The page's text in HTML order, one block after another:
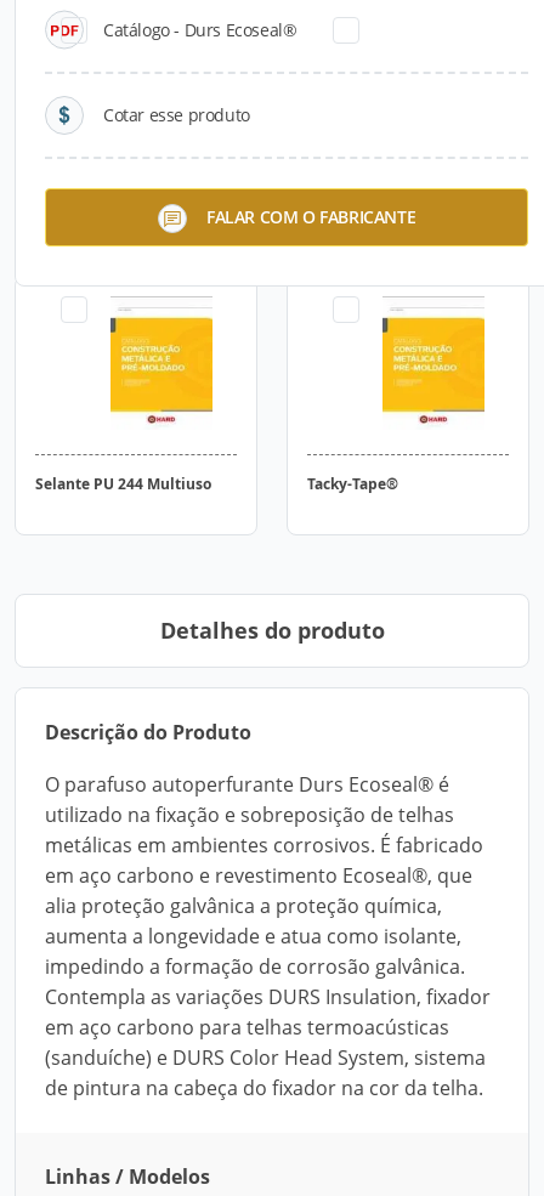
Catálogo - Durs Ecoseal®
Cotar esse produto
FALAR COM O FABRICANTE
Selante SMP 325 Pré-
Construção
Selante PU 244 Multiuso Tacky-Tape®
Detalhes do produto
Descrição do Produto
O parafuso autoperfurante Durs Ecoseal® é
utilizado na fixação e sobreposição de telhas
metálicas em ambientes corrosivos. É fabricado
em aço carbono e revestimento Ecoseal®, que
alia proteção galvânica a proteção química,
aumenta a longevidade e atua como isolante,
impedindo a formação de corrosão galvânica.
Contempla as variações DURS Insulation, fixador
em aço carbono para telhas termoacústicas
(sanduíche) e DURS Color Head System, sistema
de pintura na cabeça do fixador na cor da telha.
Linhas / Modelos